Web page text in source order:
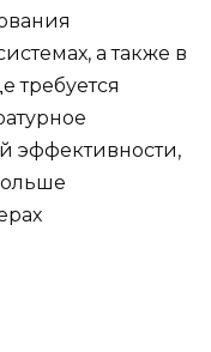
а также в
требуется
эффективности,